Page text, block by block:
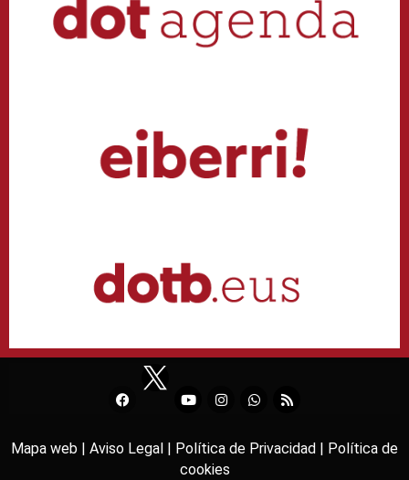
Mapa web | Aviso Legal | Política de Privacidad |
Política de
cookies